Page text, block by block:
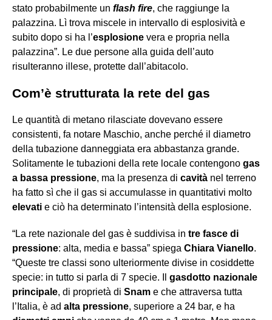
stato probabilmente un flash fire, che raggiunge la
palazzina. Lì trova miscele in intervallo di esplosività e
subito dopo si ha l’esplosione vera e propria nella
palazzina”. Le due persone alla guida dell’auto
risulteranno illese, protette dall’abitacolo.
Com’è strutturata la rete del gas
Le quantità di metano rilasciate dovevano essere
consistenti, fa notare Maschio, anche perché il diametro
della tubazione danneggiata era abbastanza grande.
Solitamente le tubazioni della rete locale contengono gas
a bassa pressione, ma la presenza di cavità nel terreno
ha fatto sì che il gas si accumulasse in quantitativi molto
elevati e ciò ha determinato l’intensità della esplosione.
“La rete nazionale del gas è suddivisa in tre fasce di
pressione: alta, media e bassa” spiega Chiara Vianello.
“Queste tre classi sono ulteriormente divise in cosiddette
specie: in tutto si parla di 7 specie. Il gasdotto nazionale
principale, di proprietà di Snam e che attraversa tutta
l’Italia, è ad alta pressione, superiore a 24 bar, e ha